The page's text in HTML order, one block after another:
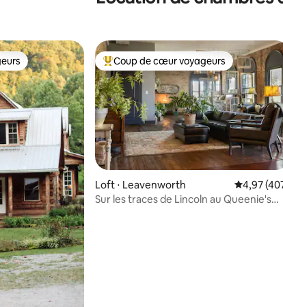
les plus appréciés Coups de cœur voyageurs les plus
Coup de cœur voyageurs
Loft ⋅ Leavenworth
4,97
Sur les traces de Lincoln au Queenie's